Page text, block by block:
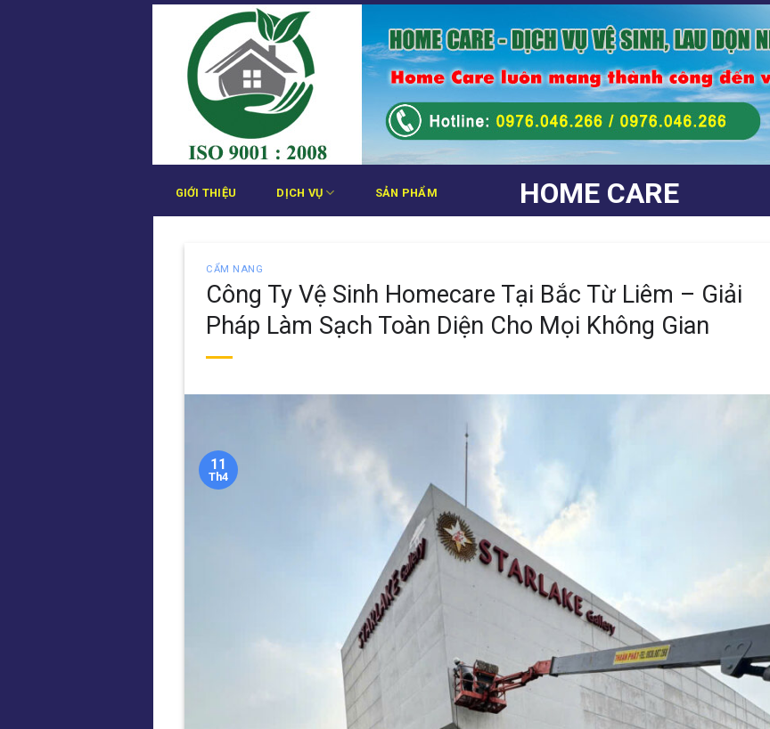
Bỏ
HOME CARE
GIỚI THIỆU DỊCH VỤ SẢN PHẨM
CẨM NANG
Công Ty Vệ Sinh Homecare Tại Bắc Từ Liêm – Giải
Pháp Làm Sạch Toàn Diện Cho Mọi Không Gian
11
Th4